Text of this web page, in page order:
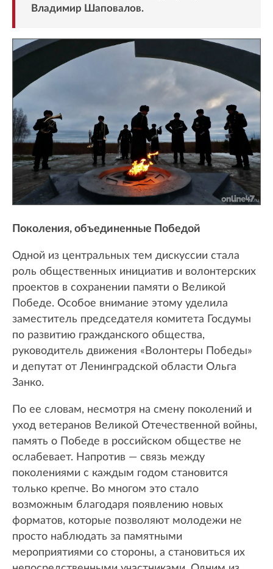
Владимир Шаповалов.
Поколения, объединенные Победой
Одной из центральных тем дискуссии стала
роль общественных инициатив и волонтерских
проектов в сохранении памяти о Великой
Победе. Особое внимание этому уделила
заместитель председателя комитета Госдумы
по развитию гражданского общества,
руководитель движения «Волонтеры Победы»
и депутат от Ленинградской области Ольга
Занко.
По ее словам, несмотря на смену поколений и
уход ветеранов Великой Отечественной войны,
память о Победе в российском обществе не
ослабевает. Напротив — связь между
поколениями с каждым годом становится
только крепче. Во многом это стало
возможным благодаря появлению новых
форматов, которые позволяют молодежи не
просто наблюдать за памятными
мероприятиями со стороны, а становиться их